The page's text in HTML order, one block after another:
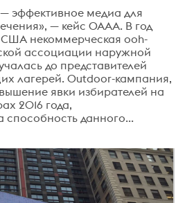
эффективное медиа для
— кейс OAAA. В год
некоммерческая ooh-
ассоциации наружной
до представителей
лагерей. Outdoor-кампания,
явки избирателей на
2016 года,
данного...